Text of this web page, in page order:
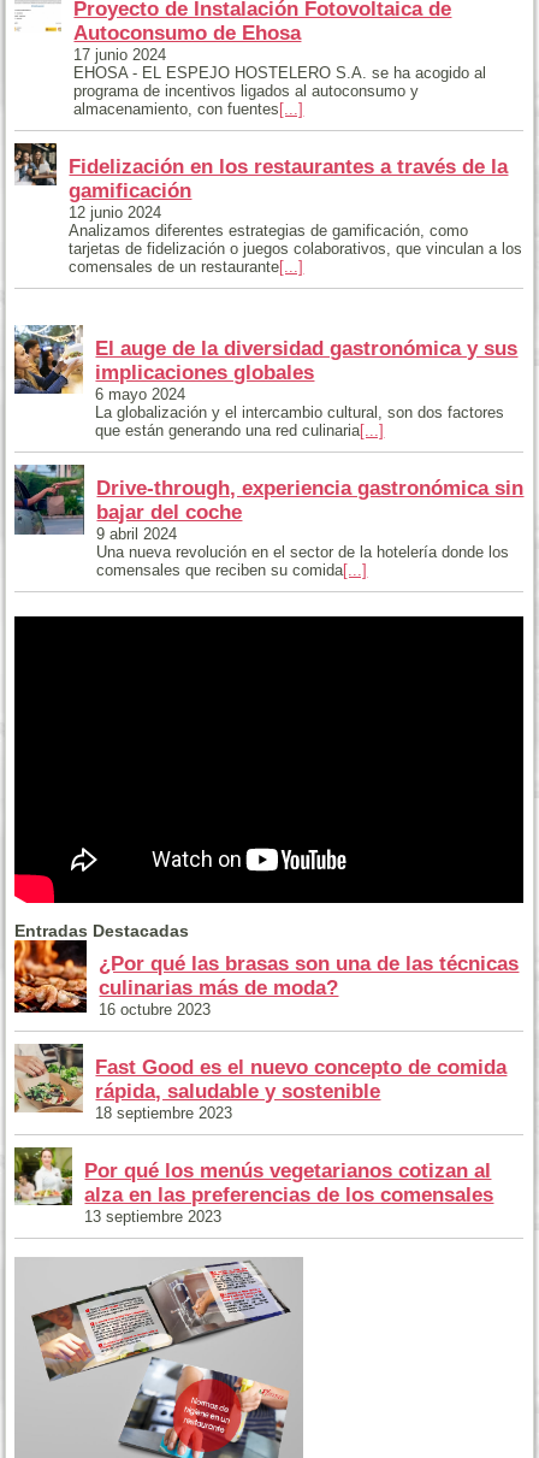
Proyecto de Instalación Fotovoltaica de
Autoconsumo de Ehosa
17 junio 2024
EHOSA - EL ESPEJO HOSTELERO S.A. se ha acogido al
programa de incentivos ligados al autoconsumo y
almacenamiento, con fuentes [...]
Fidelización en los restaurantes a través de la
gamificación
12 junio 2024
Analizamos diferentes estrategias de gamificación, como
tarjetas de fidelización o juegos colaborativos, que vinculan a los
comensales de un restaurante[...]
El auge de la diversidad gastronómica y sus
implicaciones globales
6 mayo 2024
La globalización y el intercambio cultural, son dos factores
que están generando una red culinaria[...]
Drive-through, experiencia gastronómica sin
bajar del coche
9 abril 2024
Una nueva revolución en el sector de la hotelería donde los
comensales que reciben su comida[...]
Entradas Destacadas
¿Por qué las brasas son una de las técnicas
culinarias más de moda?
16 octubre 2023
Fast Good es el nuevo concepto de comida
rápida, saludable y sostenible
18 septiembre 2023
Por qué los menús vegetarianos cotizan al
alza en las preferencias de los comensales
13 septiembre 2023